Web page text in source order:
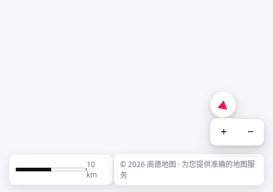
+ −
10
km
© 2026 高德地图 · 为您提供准确的地图服
务